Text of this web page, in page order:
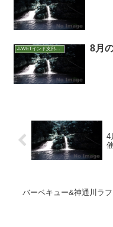
J-WETインド支部～ヨガのこころ～ 8月
4
バーベキュー&神通川ラ